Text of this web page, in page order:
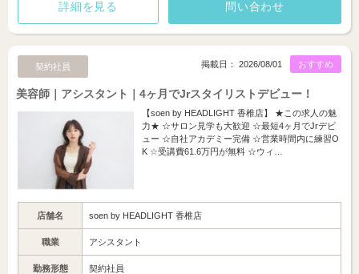
詳細を見る 問い合わせ
契約社員 おすすめ
掲載日： 2026/08/01
美容師｜アシスタント｜4ヶ月でJrスタイリストデビュー！
【soen by HEADLIGHT 香椎店】 ★この求人の魅
力★ ☆サロン見学も大歓迎 ☆最短4ヶ月でJrデビ
ュー ☆自社アカデミー完備 ☆営業時間内に練習O
K ☆受講費61.6万円が無料 ☆ウィ…
店舗名 soen by HEADLIGHT 香椎店
職業 アシスタント
勤務形態 契約社員